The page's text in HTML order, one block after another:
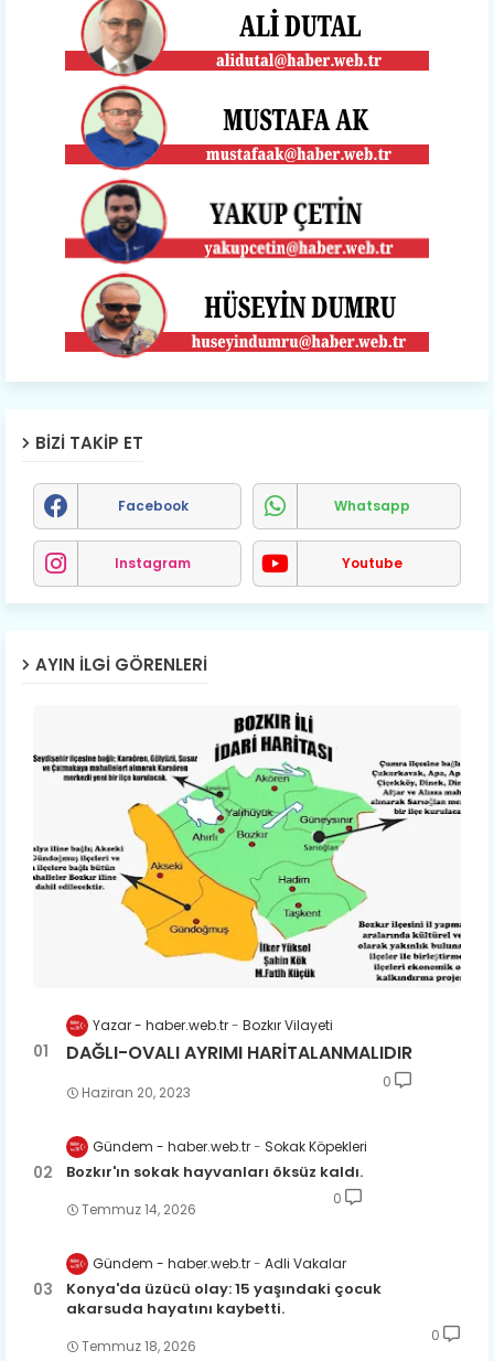
BIZI TAKIP ET
Facebook Whatsapp
Instagram Youtube
AYIN İLGI GÖRENLERI
Yazar - haber.web.tr Bozkır Vilayeti
DAĞLI-OVALI AYRIMI HARİTALANMALIDIR
Haziran 20, 2023
0
Gündem - haber.web.tr Sokak Köpekleri
Bozkır'ın sokak hayvanları öksüz kaldı.
Temmuz 14, 2026
0
Gündem - haber.web.tr Adli Vakalar
Konya'da üzücü olay: 15 yaşındaki çocuk
akarsuda hayatını kaybetti.
Temmuz 18, 2026
0